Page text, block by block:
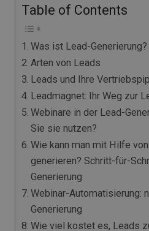
Table of Contents
Was ist Lead-Generierung?
Arten von Leads
Leads und Ihre
Leadmagnet: Ihr Weg zur
Webinare in der Lead-
Sie sie nutzen?
Wie kann man mit Hilfe
generieren? Schritt-für-
Generierung
Webinar-Automatisierung:
Generierung
Wie viel kostet es, Leads